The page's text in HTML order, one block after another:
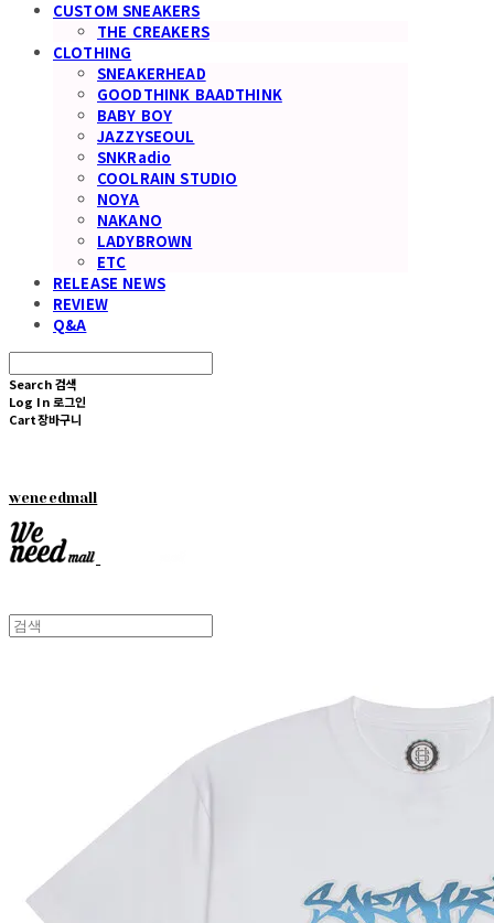
CUSTOM SNEAKERS
THE CREAKERS
CLOTHING
SNEAKERHEAD
GOODTHINK BAADTHINK
BABY BOY
JAZZYSEOUL
SNKRadio
COOLRAIN STUDIO
NOYA
NAKANO
LADYBROWN
ETC
RELEASE NEWS
REVIEW
Q&A
Search 검색
Log In 로그인
Cart장바구니
weneedmall